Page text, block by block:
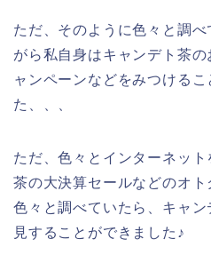
ただ、そのように色々と調
がら私自身はキャンデト茶
ャンペーンなどをみつける
た、、、
ただ、色々とインターネット
茶の大決算セールなどのオト
色々と調べていたら、キャ
見することができました♪